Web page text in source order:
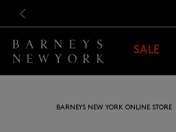
SALE
BARNEYS NEW YORK ONLINE STORE